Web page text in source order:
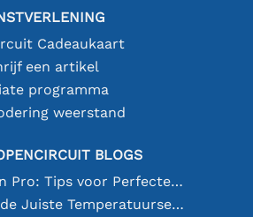
Cadeaukaart
een artikel
programma
weerstand
BLOGS
Solderen als een Pro: Tips voor Perfecte Elektronische Verbindingen
Het Kiezen van de Juiste Temperatuursensor [youtube]